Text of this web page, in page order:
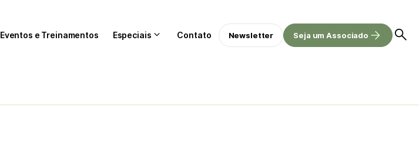
Eventos e Treinamentos Especiais Contato Newsletter Seja um Associado